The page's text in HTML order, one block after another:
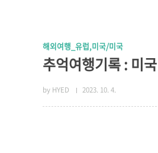
해외여행_유럽,미국/미국
추억여행기록 : 미
by HYED 2023. 10. 4.